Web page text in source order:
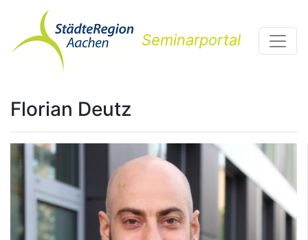
Seminarportal
Florian Deutz